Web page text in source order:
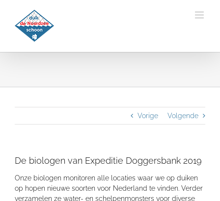
inhoud
Vorige Volgende
De biologen van Expeditie Doggersbank 2019
Onze biologen monitoren alle locaties waar we op duiken
op hopen nieuwe soorten voor Nederland te vinden. Verder
verzamelen ze water- en schelpenmonsters voor diverse